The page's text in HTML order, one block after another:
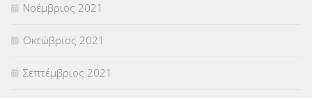
Νοέμβριος 2021
Οκτώβριος 2021
Σεπτέμβριος 2021